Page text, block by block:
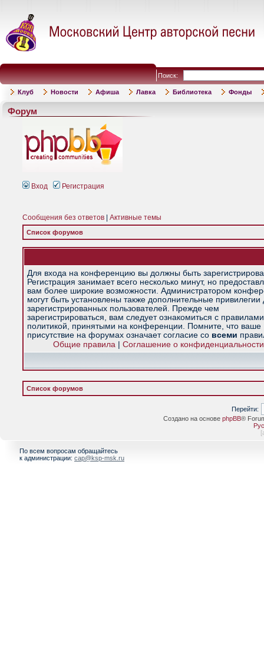
Поиск:
Клуб Новости Афиша Лавка Библиотека Фонды
Форум
Вход Регистрация
Сообщения без ответов Активные темы
Список форумов
Для входа на конференцию вы должны быть
Регистрация занимает всего несколько минут, но
вам более широкие возможности. Администратором
могут быть установлены также дополнительные привилегии
зарегистрированных пользователей. Прежде чем
зарегистрироваться, вам следует ознакомиться с
политикой, принятыми на конференции. Помните, что ваше
присутствие на форумах означает согласие со всеми
Общие правила| Соглашение о конфиденциальности
Список форумов
Перейти:
Создано на основе phpBB®
[
По всем вопросам обращайтесь
к администрации: cap@ksp-msk.ru